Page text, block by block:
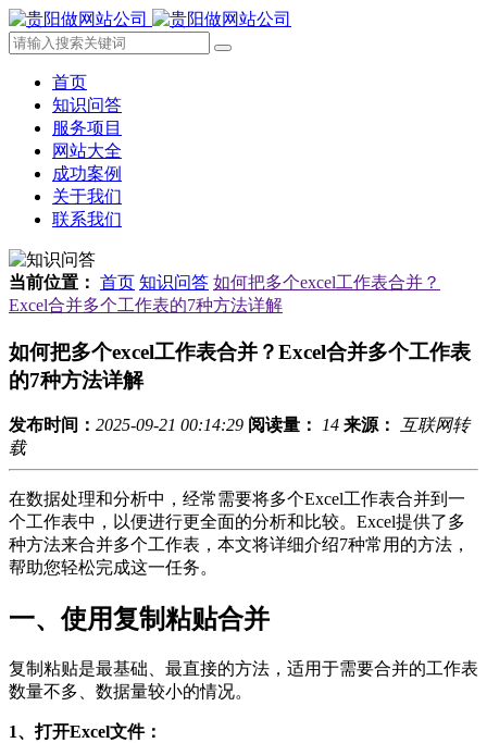
首页
知识问答
服务项目
网站大全
成功案例
关于我们
联系我们
当前位置： 首页 知识问答 如何把多个excel工作表合并？
Excel合并多个工作表的7种方法详解
如何把多个excel工作表合并？Excel合并多个工作表
的7种方法详解
发布时间： 2025-09-21 00:14:29 阅读量： 14 来源： 互联网转
载
在数据处理和分析中，经常需要将多个Excel工作表合并到一
个工作表中，以便进行更全面的分析和比较。Excel提供了多
种方法来合并多个工作表，本文将详细介绍7种常用的方法，
帮助您轻松完成这一任务。
一、使用复制粘贴合并
复制粘贴是最基础、最直接的方法，适用于需要合并的工作表
数量不多、数据量较小的情况。
1、打开Excel文件：